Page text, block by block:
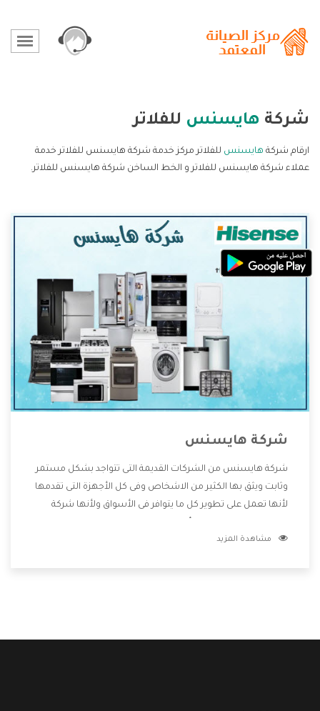
شركة هايسنس للفلاتر
ارقام شركة هايسنس للفلاتر مركز خدمة شركة هايسنس للفلاتر خدمة
عملاء شركة هايسنس للفلاتر و الخط الساخن شركة هايسنس للفلاتر.
شركة هايسنس
شركة هايسنس من الشركات القديمة التى تتواجد بشكل مستمر
وثابت ويثق بها الكثير من الاشخاص وفى كل الأجهزة التى تقدمها
لأنها تعمل على تطوير كل ما يتوافر فى الأسواق ولأنها شركة
وتقدم للعملاء أقوى العروض والخصومات التى تسهل على
مشاهدة المزيد